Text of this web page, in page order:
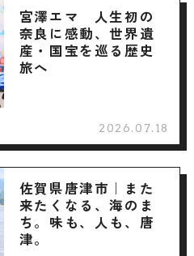
宮澤エマ 人生初の
奈良に感動、世界遺
産・国宝を巡る歴史
旅へ
2026.07.18
佐賀県唐津市｜また
来たくなる、海のま
ち。味も、人も、唐
津。